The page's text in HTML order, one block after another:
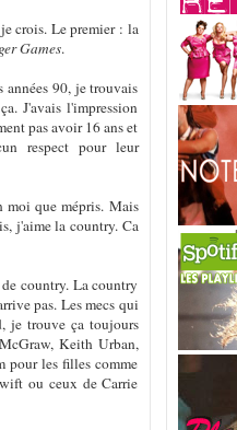
crois. Le premier : la
Games.
années 90, je trouvais
J'avais l'impression
pas avoir 16 ans et
respect pour leur
que mépris. Mais
j'aime la country. Ca
country. La country
pas. Les mecs qui
je trouve ça toujours
Keith Urban,
pour les filles comme
ou ceux de Carrie